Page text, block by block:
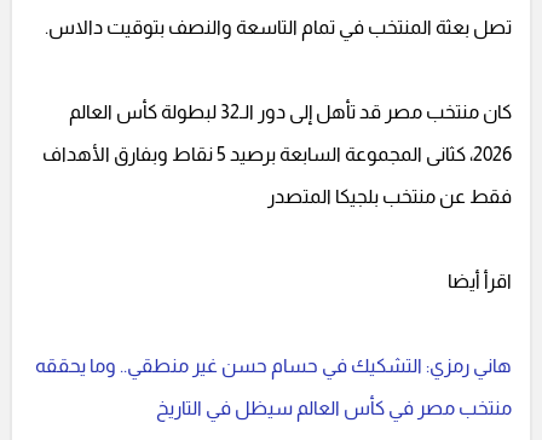
تصل بعثة المنتخب في تمام التاسعة والنصف بتوقيت دالاس.
كان منتخب مصر قد تأهل إلى دور الـ32 لبطولة كأس العالم
2026، كثانى المجموعة السابعة برصيد 5 نقاط وبفارق الأهداف
فقط عن منتخب بلجيكا المتصدر
اقرأ أيضا
هاني رمزي: التشكيك في حسام حسن غير منطقي.. وما يحققه
منتخب مصر في كأس العالم سيظل في التاريخ